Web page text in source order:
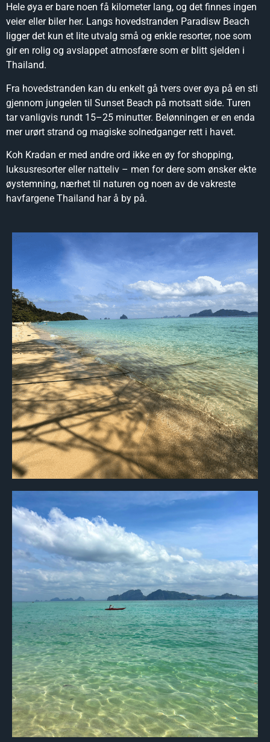
Hele øya er bare noen få kilometer lang, og det finnes ingen
veier eller biler her. Langs hovedstranden Paradisw Beach
ligger det kun et lite utvalg små og enkle resorter, noe som
gir en rolig og avslappet atmosfære som er blitt sjelden i
Thailand.
Fra hovedstranden kan du enkelt gå tvers over øya på en sti
gjennom jungelen til Sunset Beach på motsatt side. Turen
tar vanligvis rundt 15–25 minutter. Belønningen er en enda
mer urørt strand og magiske solnedganger rett i havet.
Koh Kradan er med andre ord ikke en øy for shopping,
luksusresorter eller natteliv – men for dere som ønsker ekte
øystemning, nærhet til naturen og noen av de vakreste
havfargene Thailand har å by på.